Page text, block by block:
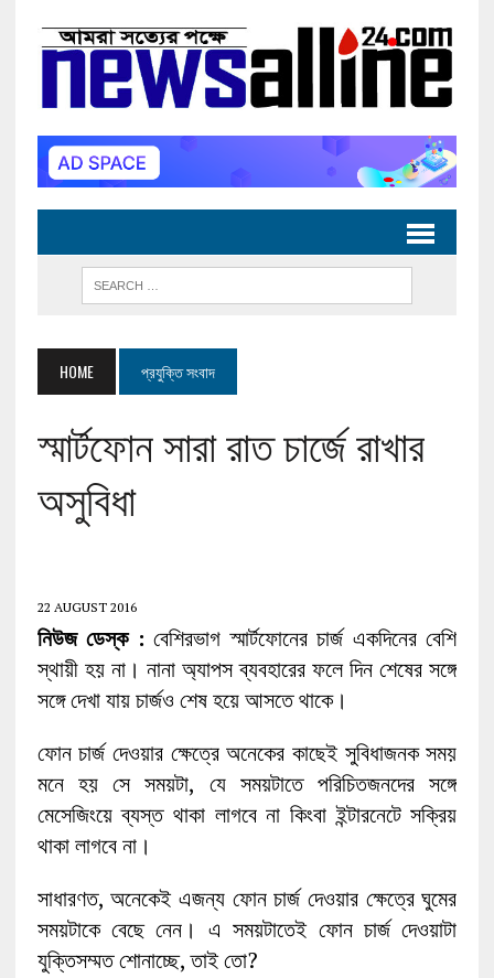
HOME প্রযুক্তি সংবাদ
স্মার্টফোন সারা রাত চার্জে রাখার
অসুবিধা
22 AUGUST 2016
নিউজ ডেস্ক : বেশিরভাগ স্মার্টফোনের চার্জ একদিনের বেশি
স্থায়ী হয় না। নানা অ্যাপস ব্যবহারের ফলে দিন শেষের সঙ্গে
সঙ্গে দেখা যায় চার্জও শেষ হয়ে আসতে থাকে।
ফোন চার্জ দেওয়ার ক্ষেত্রে অনেকের কাছেই সুবিধাজনক সময়
মনে হয় সে সময়টা, যে সময়টাতে পরিচিতজনদের সঙ্গে
মেসেজিংয়ে ব্যস্ত থাকা লাগবে না কিংবা ইন্টারনেটে সক্রিয়
থাকা লাগবে না।
সাধারণত, অনেকেই এজন্য ফোন চার্জ দেওয়ার ক্ষেত্রে ঘুমের
সময়টাকে বেছে নেন। এ সময়টাতেই ফোন চার্জ দেওয়াটা
যুক্তিসম্মত শোনাচ্ছে, তাই তো?